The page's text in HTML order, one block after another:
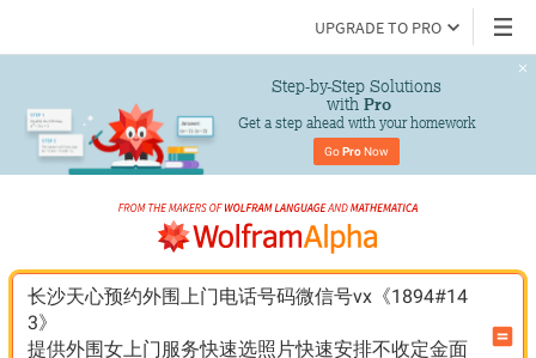
UPGRADE TO PRO
Step-by-Step Solutions
with Pro
Get a step ahead with your homework
Go Pro Now
长沙天心预约外围上门电话号码微信号vx《1894#14
3》
提供外围女上门服务快速选照片快速安排不收定金面